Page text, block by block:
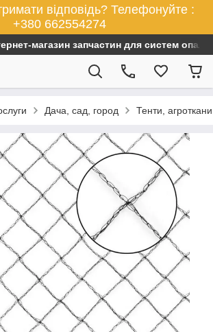
відповідь? Телефонуйте :
+380 662554274
магазин запчастин для систем
Дача, сад, город Тенти,